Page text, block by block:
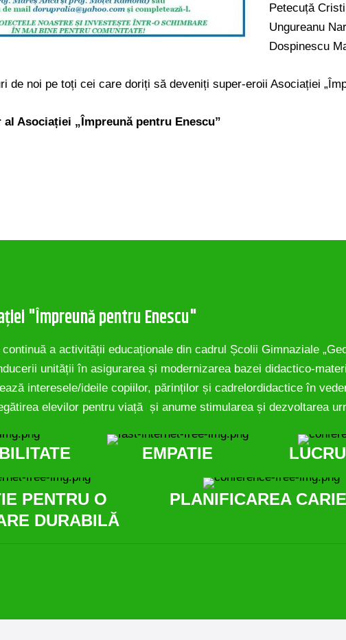
Petecuță
Ungureanu
Dospinescu
de noi pe toți cei care doriți să deveniți super-eroii Asociației
Asociației „Împreună pentru Enescu”
"Împreună pentru Enescu"
a activității educaționale din cadrul Școlii Gimnaziale
unității în asigurarea și modernizarea bazei didactico-
interesele/ideile copiilor, părinților și cadrelordidactice în
elevilor pentru viață și anume stimularea și dezvoltarea
EMPATIE
PENTRU O
DURABILĂ
PLANIFICAREA